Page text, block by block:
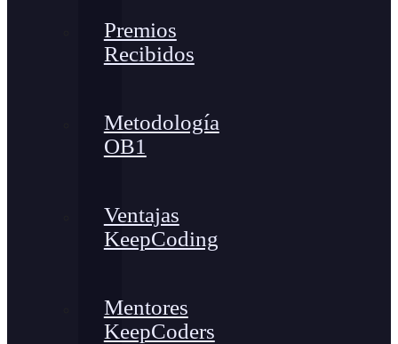
Premios
Recibidos
Metodología
OB1
Ventajas
KeepCoding
Mentores
KeepCoders